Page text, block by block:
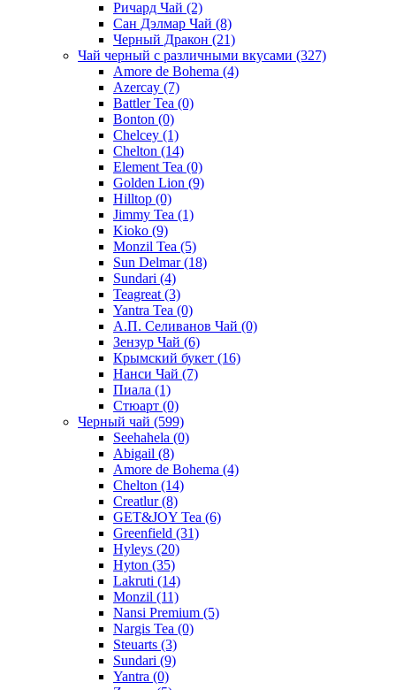
Ричард Чай (2)
Сан Дэлмар Чай (8)
Черный Дракон (21)
Чай черный с различными вкусами (327)
Amore de Bohema (4)
Azercay (7)
Battler Tea (0)
Bonton (0)
Chelcey (1)
Chelton (14)
Element Tea (0)
Golden Lion (9)
Hilltop (0)
Jimmy Tea (1)
Kioko (9)
Monzil Tea (5)
Sun Delmar(18)
Sundari (4)
Teagreat (3)
Yantra Tea (0)
А.П. Селиванов Чай (0)
Зензур Чай (6)
Крымский букет (16)
Нанси Чай (7)
Пиала (1)
Стюарт (0)
Черный чай (599)
Seehahela (0)
Abigail (8)
Amore de Bohema (4)
Chelton (14)
Creatlur(8)
GET&JOY Tea (6)
Greenfield (31)
Hyleys (20)
Hyton (35)
Lakruti (14)
Monzil (11)
Nansi Premium (5)
Nargis Tea (0)
Steuarts (3)
Sundari (9)
Yantra (0)